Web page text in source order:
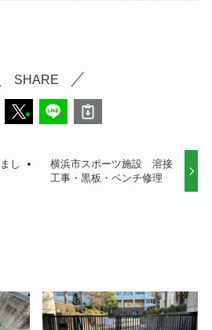
SHARE
し
横浜市スポーツ施設 溶接
工事・黒板・ベンチ修理